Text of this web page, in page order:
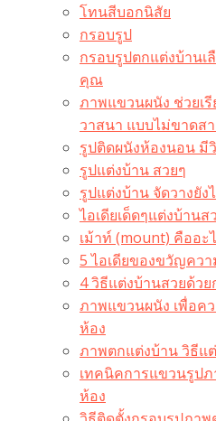
โทนสีบอกนิสัย
กรอบรูป
กรอบรูปตกแต่งบ้านเ
คุณ
ภาพแขวนผนัง ช่วยเ
วาสนา แบบไม่ขาดส
รูปติดผนังห้องนอน มี
รูปแต่งบ้าน สวยๆ
รูปแต่งบ้าน จัดวางยั
ไอเดียเด็ดๆแต่งบ้าน
เม้าท์ (mount) คืออะ
5 ไอเดียของขวัญคว
4 วิธีแต่งบ้านสวยด้ว
ภาพแขวนผนัง เพื่อค
ห้อง
ภาพตกแต่งบ้าน วิธีแ
เทคนิคการแขวนรูป
ห้อง